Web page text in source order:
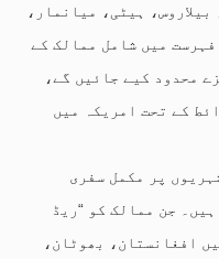
ہیٹی، میانمار،
میں شامل ممالک کے
محدود کیے جائیں گے،
کے تحت امریکہ میں
11 ممالک کے شہریوں پر مکمل سفری
جن ممالک کو “ریڈ
افغانستان، بھوٹان،